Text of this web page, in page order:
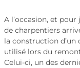
A l’occasion, et
de charpentiers
la construction d’un
utilisé lors du
Celui-ci, un des